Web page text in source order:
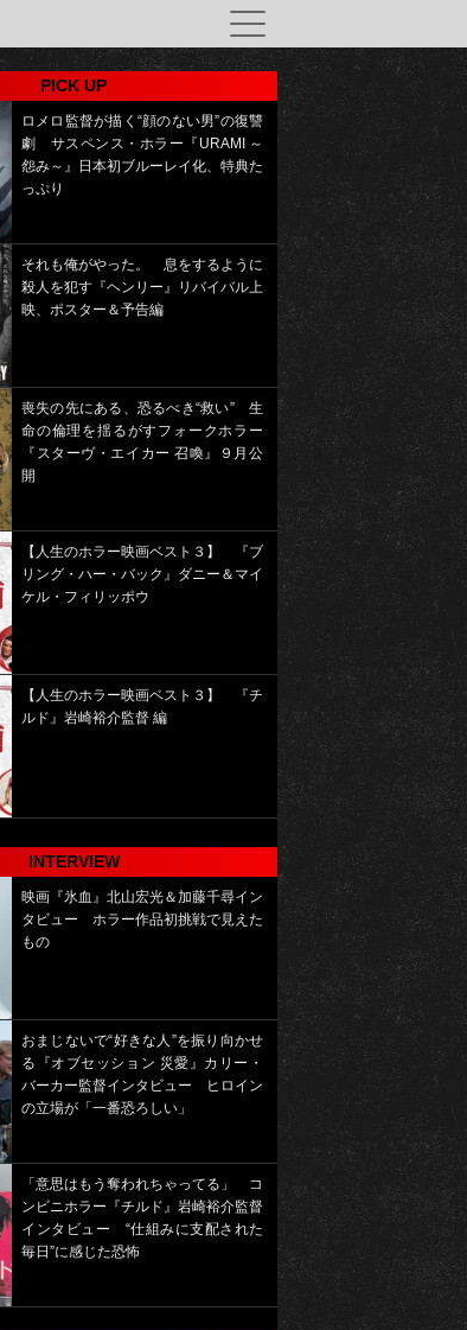
PICK UP
ロメロ監督が描く“顔のない男”の復讐
劇 サスペンス・ホラー『URAMI ～
怨み～』日本初ブルーレイ化、特典た
っぷり
それも俺がやった。 息をするように
殺人を犯す『ヘンリー』リバイバル上
映、ポスター＆予告編
喪失の先にある、恐るべき“救い” 生
命の倫理を揺るがすフォークホラー
『スターヴ・エイカー 召喚』９月公
開
【人生のホラー映画ベスト３】 『ブ
リング・ハー・バック』ダニー＆マイ
ケル・フィリッポウ
【人生のホラー映画ベスト３】 『チ
ルド』岩崎裕介監督 編
INTERVIEW
映画『氷血』北山宏光＆加藤千尋イン
タビュー ホラー作品初挑戦で見えた
もの
おまじないで“好きな人”を振り向かせ
る『オブセッション 災愛』カリー・
バーカー監督インタビュー ヒロイン
の立場が「一番恐ろしい」
「意思はもう奪われちゃってる」 コ
ンビニホラー『チルド』岩崎裕介監督
インタビュー “仕組みに支配された
毎日”に感じた恐怖